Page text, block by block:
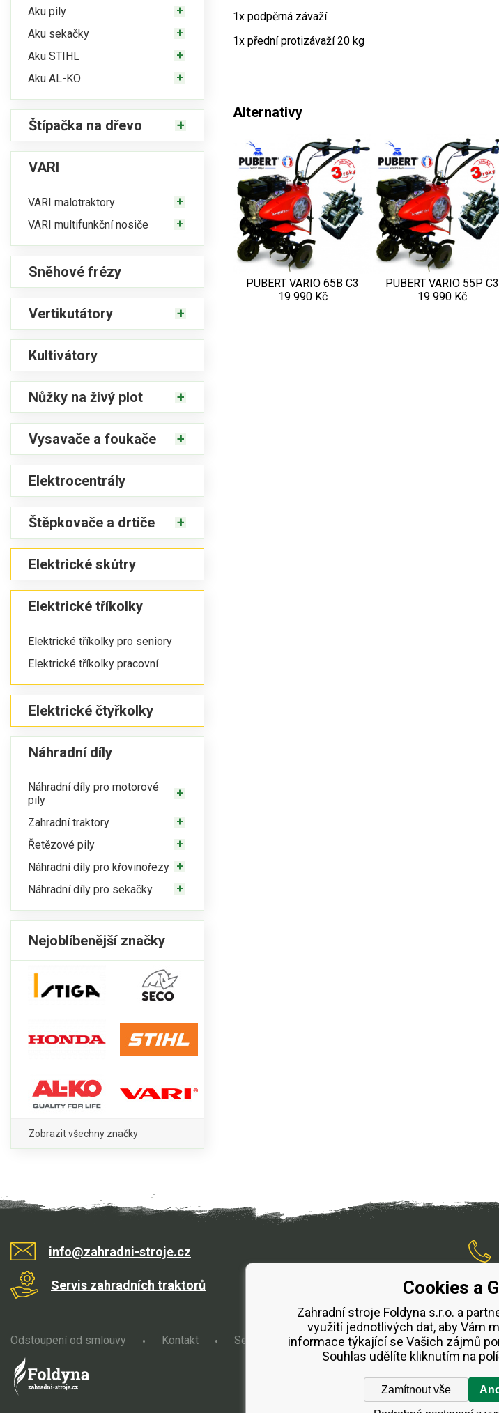
Aku pily
Aku sekačky
Aku STIHL
Aku AL-KO
Štípačka na dřevo
VARI
VARI malotraktory
VARI multifunkční nosiče
Sněhové frézy
Vertikutátory
Kultivátory
Nůžky na živý plot
Vysavače a foukače
Elektrocentrály
Štěpkovače a drtiče
Elektrické skútry
Elektrické tříkolky
Elektrické tříkolky pro seniory
Elektrické tříkolky pracovní
Elektrické čtyřkolky
Náhradní díly
Náhradní díly pro motorové
pily
Zahradní traktory
Řetězové pily
Náhradní díly pro křovinořezy
Náhradní díly pro sekačky
Nejoblíbenější značky
Zobrazit všechny značky
1x podpěrná závaží
1x přední protizávaží 20 kg
Alternativy
PUBERT VARIO 65B C3
19 990 Kč
PUBERT VARIO 55P C3
19 990 Kč
info@zahradni-stroje.cz
Servis zahradních traktorů
Odstoupení od smlouvy Kontakt Servis Obchodní podmínky Splátkový
Cookies a
Zahradní stroje Foldyna s.r.o. a
využití jednotlivých dat, aby Vám
informace týkající se Vašich zájmů
Souhlas udělíte kliknutím na
Zamítnout vše